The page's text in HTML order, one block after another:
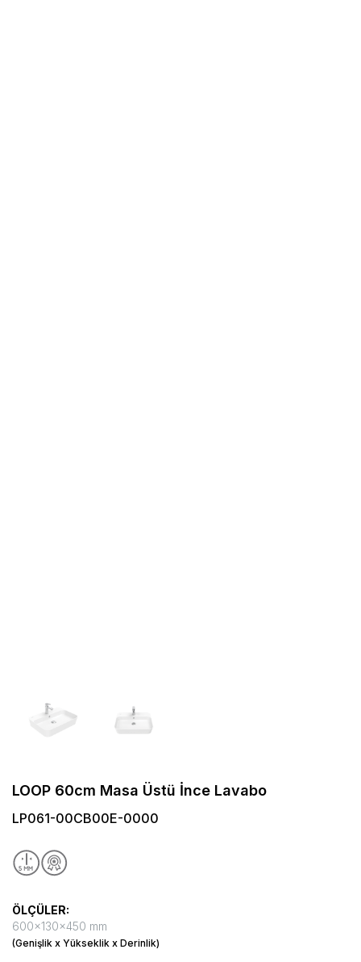
LOOP 60cm Masa Üstü İnce Lavabo
LP061-00CB00E-0000
ÖLÇÜLER:
600x130x450 mm
(Genişlik x Yükseklik x Derinlik)